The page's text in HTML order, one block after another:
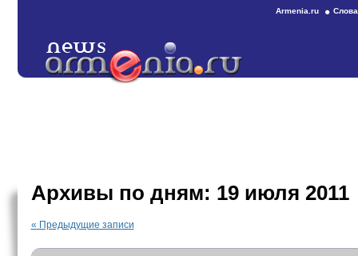
Armenia.ru
Архивы по дням: 19 июля 2011
« Предыдущие записи